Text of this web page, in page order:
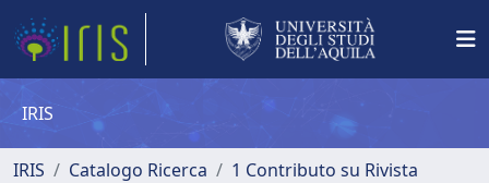
IRIS
IRIS Catalogo Ricerca
1 Contributo su Rivista